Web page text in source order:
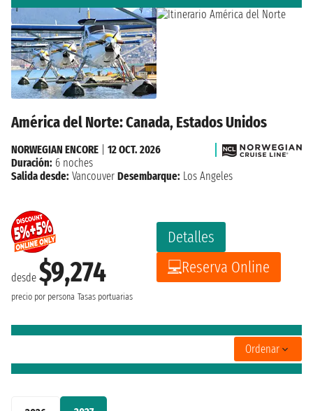
América del Norte: Canada, Estados Unidos
desde $9,274
precio por persona Tasas portuarias
Detalles
Reserva Online
NORWEGIAN ENCORE
12 OCT. 2026
Duración: 6 noches
Salida desde: Vancouver Desembarque: Los Angeles
Ordenar